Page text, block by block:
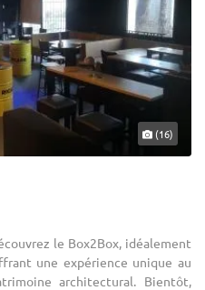
(16)
le Box2Box, idéalement
une expérience unique au
architectural. Bientôt,